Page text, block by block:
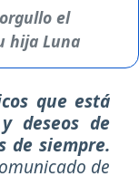
el
hija Luna
que está
deseos de
de siempre.
de